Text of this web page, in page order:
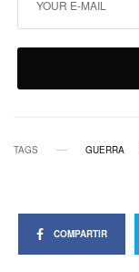
TAGS GUERRA
COMPARTIR